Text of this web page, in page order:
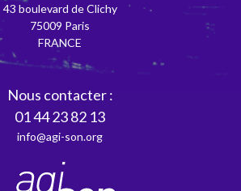
43 boulevard de Clichy
75009 Paris
FRANCE
Nous contacter :
01 44 23 82 13
info@agi-son.org